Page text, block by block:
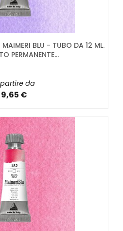
MAIMERI BLU - TUBO DA 12 ML.
PERMANENTE...
da
9,65 €